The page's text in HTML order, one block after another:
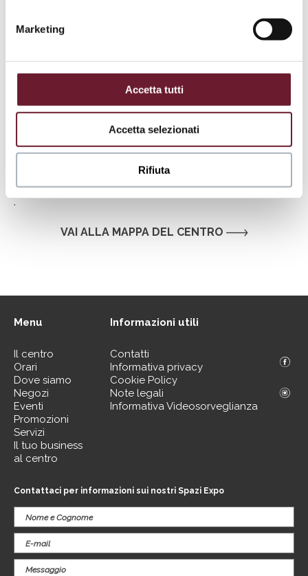
Marketing
Accetta tutti
Accetta selezionati
Rifiuta
.
VAI ALLA MAPPA DEL CENTRO
Menu
Il centro
Orari
Dove siamo
Negozi
Eventi
Promozioni
Servizi
Il tuo business
al centro
Informazioni utili
Contatti
Informativa privacy
Cookie Policy
Note legali
Informativa Videosorveglianza
Contattaci per informazioni sui nostri Spazi Expo